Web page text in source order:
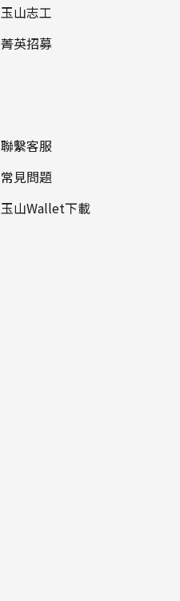
玉山志工
菁英招募
聯繫客服
常見問題
玉山Wallet下載